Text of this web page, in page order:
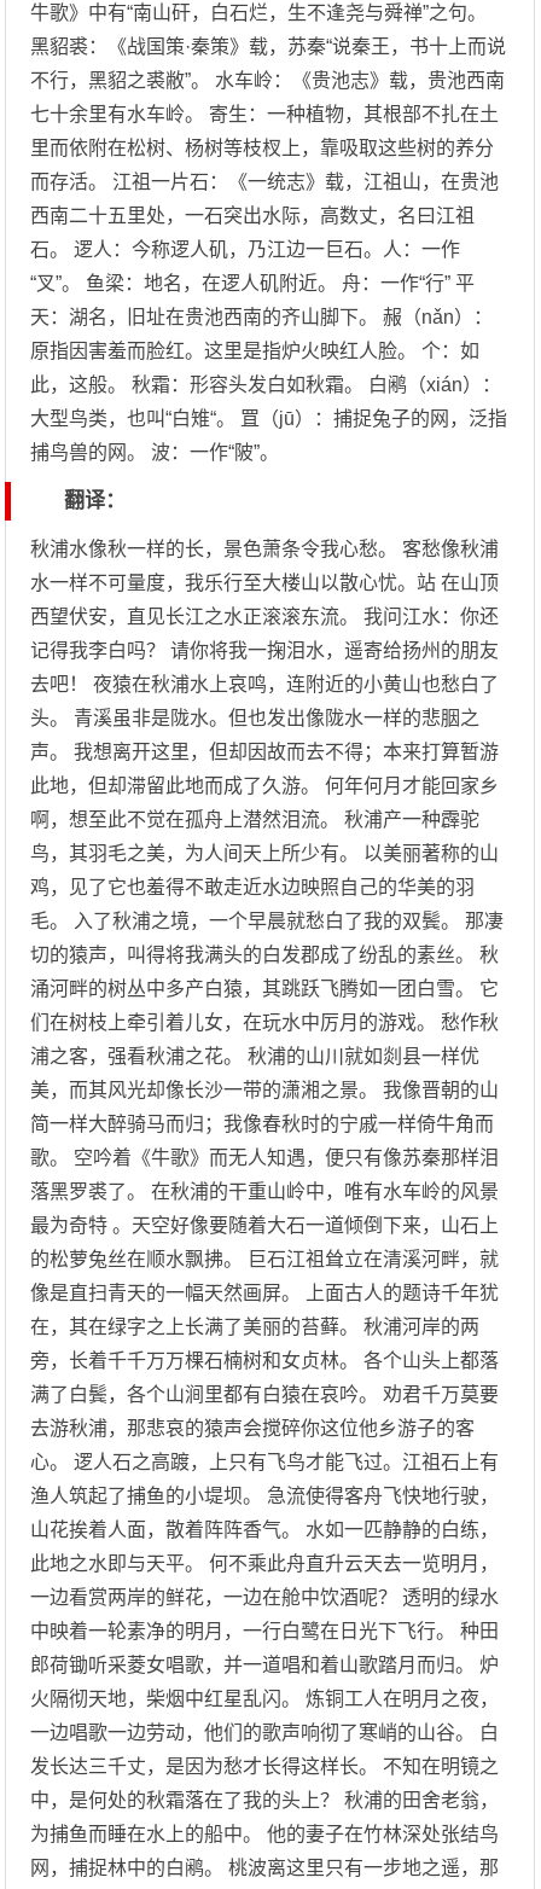
牛歌》中有“南山矸，白石烂，生不逢尧与舜禅”之句。
黑貂裘：《战国策·秦策》载，苏秦“说秦王，书十上而说
不行，黑貂之裘敝”。 水车岭：《贵池志》载，贵池西南
七十余里有水车岭。 寄生：一种植物，其根部不扎在土
里而依附在松树、杨树等枝杈上，靠吸取这些树的养分
而存活。 江祖一片石：《一统志》载，江祖山，在贵池
西南二十五里处，一石突出水际，高数丈，名曰江祖
石。 逻人：今称逻人矶，乃江边一巨石。人：一作
“叉”。 鱼梁：地名，在逻人矶附近。 舟：一作“行” 平
天：湖名，旧址在贵池西南的齐山脚下。 赧（nǎn）：
原指因害羞而脸红。这里是指炉火映红人脸。 个：如
此，这般。 秋霜：形容头发白如秋霜。 白鹇（xián）：
大型鸟类，也叫“白雉“。 罝（jū）：捕捉兔子的网，泛指
捕鸟兽的网。 波：一作“陂”。
翻译：
秋浦水像秋一样的长，景色萧条令我心愁。 客愁像秋浦
水一样不可量度，我乐行至大楼山以散心忧。站 在山顶
西望伏安，直见长江之水正滚滚东流。 我问江水：你还
记得我李白吗？ 请你将我一掬泪水，遥寄给扬州的朋友
去吧！ 夜猿在秋浦水上哀鸣，连附近的小黄山也愁白了
头。 青溪虽非是陇水。但也发出像陇水一样的悲胭之
声。 我想离开这里，但却因故而去不得；本来打算暂游
此地，但却滞留此地而成了久游。 何年何月才能回家乡
啊，想至此不觉在孤舟上潜然泪流。 秋浦产一种霹驼
鸟，其羽毛之美，为人间天上所少有。 以美丽著称的山
鸡，见了它也羞得不敢走近水边映照自己的华美的羽
毛。 入了秋浦之境，一个早晨就愁白了我的双鬓。 那凄
切的猿声，叫得将我满头的白发郡成了纷乱的素丝。 秋
涌河畔的树丛中多产白猿，其跳跃飞腾如一团白雪。 它
们在树枝上牵引着儿女，在玩水中厉月的游戏。 愁作秋
浦之客，强看秋浦之花。 秋浦的山川就如剡县一样优
美，而其风光却像长沙一带的潇湘之景。 我像晋朝的山
简一样大醉骑马而归；我像春秋时的宁戚一样倚牛角而
歌。 空吟着《牛歌》而无人知遇，便只有像苏秦那样泪
落黑罗裘了。 在秋浦的干重山岭中，唯有水车岭的风景
最为奇特 。天空好像要随着大石一道倾倒下来，山石上
的松萝兔丝在顺水飘拂。 巨石江祖耸立在清溪河畔，就
像是直扫青天的一幅天然画屏。 上面古人的题诗千年犹
在，其在绿字之上长满了美丽的苔藓。 秋浦河岸的两
旁，长着千千万万棵石楠树和女贞林。 各个山头上都落
满了白鬓，各个山涧里都有白猿在哀吟。 劝君千万莫要
去游秋浦，那悲哀的猿声会搅碎你这位他乡游子的客
心。 逻人石之高踱，上只有飞鸟才能飞过。江祖石上有
渔人筑起了捕鱼的小堤坝。 急流使得客舟飞快地行驶，
山花挨着人面，散着阵阵香气。 水如一匹静静的白练，
此地之水即与天平。 何不乘此舟直升云天去一览明月，
一边看赏两岸的鲜花，一边在舱中饮酒呢？ 透明的绿水
中映着一轮素净的明月，一行白鹭在日光下飞行。 种田
郎荷锄听采菱女唱歌，并一道唱和着山歌踏月而归。 炉
火隔彻天地，柴烟中红星乱闪。 炼铜工人在明月之夜，
一边唱歌一边劳动，他们的歌声响彻了寒峭的山谷。 白
发长达三千丈，是因为愁才长得这样长。 不知在明镜之
中，是何处的秋霜落在了我的头上？ 秋浦的田舍老翁，
为捕鱼而睡在水上的船中。 他的妻子在竹林深处张结鸟
网，捕捉林中的白鹇。 桃波离这里只有一步地之遥，那